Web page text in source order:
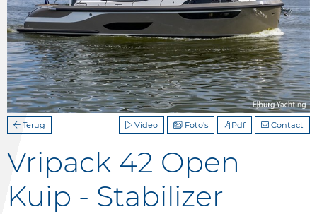
Terug Contact
Pdf
Foto's
Video
Vripack 42 Open
Kuip - Stabilizer